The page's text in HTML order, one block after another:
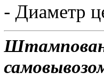
- Диаметр